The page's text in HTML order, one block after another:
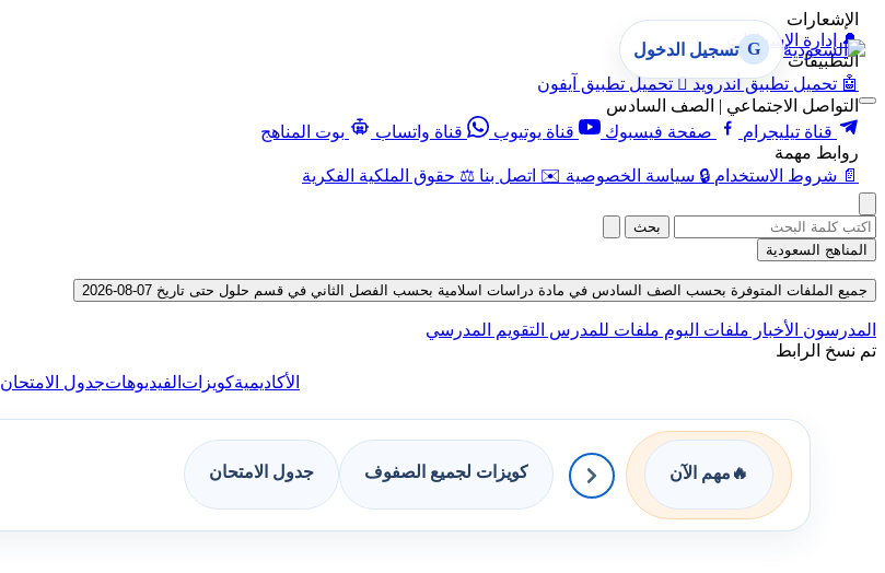
الإشعارات
🔔 إدارة الإشعارات
التطبيقات
🤖 تحميل تطبيق أندرويد  تحميل تطبيق آيفون
التواصل الاجتماعي | الصف السادس
قناة تيليجرام
صفحة فيسبوك قناة يوتيوب قناة واتساب
بوت المناهج
روابط مهمة
📄 شروط الاستخدام 🔒 سياسة الخصوصية ✉️ اتصل بنا ⚖️ حقوق الملكية الفكرية
G تسجيل الدخول
بحث
المناهج السعودية
جميع الملفات المتوفرة بحسب الصف السادس في مادة دراسات اسلامية بحسب الفصل الثاني في قسم حلول حتى تاريخ 07-08-2026
المدرسون الأخبار ملفات اليوم ملفات للمدرس التقويم المدرسي
تم نسخ الرابط
الأكاديميةكويزات الفيديوهاتجدول الامتحان
🔥 مهم الآن كويزات لجميع الصفوف جدول الامتحان